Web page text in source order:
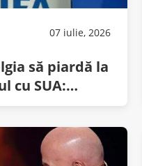
07 iulie, 2026
să piardă la
cu SUA:
șapcă!